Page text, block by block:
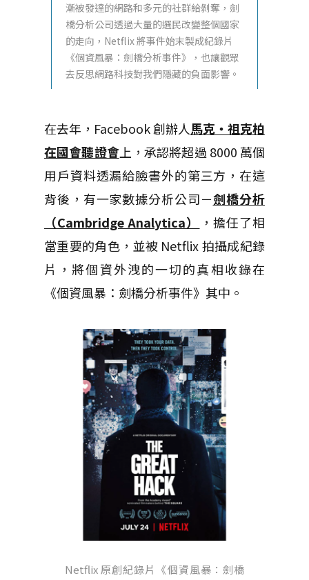
漸被發達的網路和多元的社群給剝奪，劍
橋分析公司透過大量的選民改變整個國家
的走向，Netflix 將事件始末製成紀錄片
《個資風暴：劍橋分析事件》，也讓觀眾
去反思網路科技對我們隱藏的負面影響。
在去年，Facebook 創辦人馬克・祖克柏
在國會聽證會上，承認將超過 8000 萬個
用戶資料透漏給臉書外的第三方，在這
背後，有一家數據分析公司－劍橋分析
（Cambridge Analytica）
，擔任了相
當重要的角色，並被 Netflix 拍攝成紀錄
片，將個資外洩的一切的真相收錄在
《個資風暴：劍橋分析事件》其中。
Netflix 原創紀錄片《個資風暴：劍橋